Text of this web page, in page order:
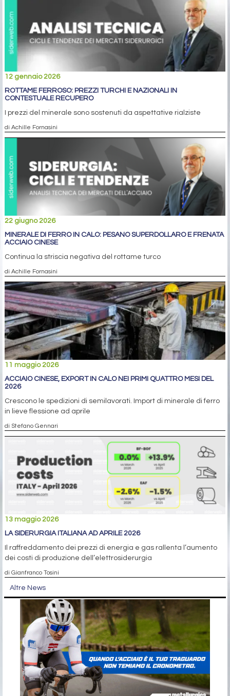
12 gennaio 2026
ROTTAME FERROSO: PREZZI TURCHI E NAZIONALI IN
CONTESTUALE RECUPERO
I prezzi del minerale sono sostenuti da aspettative rialziste
di Achille Fornasini
22 giugno 2026
MINERALE DI FERRO IN CALO: PESANO SUPERDOLLARO E FRENATA
ACCIAIO CINESE
Continua la striscia negativa del rottame turco
di Achille Fornasini
11 maggio 2026
ACCIAIO CINESE, EXPORT IN CALO NEI PRIMI QUATTRO MESI DEL
2026
Crescono le spedizioni di semilavorati. Import di minerale di ferro
in lieve flessione ad aprile
di Stefano Gennari
13 maggio 2026
LA SIDERURGIA ITALIANA AD APRILE 2026
Il raffreddamento dei prezzi di energia e gas rallenta l’aumento
dei costi di produzione dell’elettrosiderurgia
di Gianfranco Tosini
Altre News